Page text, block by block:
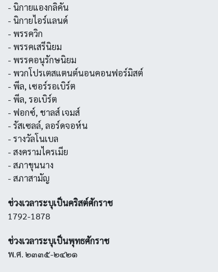
- นิกายแองกลิคัน
- นิกายไอร์แลนด์
- พรรควิก
- พรรคเสรีนิยม
- พรรคอนุรักษนิยม
- พวกโปรเตสแตนต์นอนคอนฟอร์มิสต์
- พีล, เซอร์รอเบิร์ต
- พีล, รอเบิร์ต
- ฟอกซ์, ชาลส์ เจมส์
- รัสเซลล์, ลอร์ดจอห์น
- รางวัลโนเบล
- สงครามไครเมีย
- สภาขุนนาง
- สภาสามัญ
ช่วงเวลาระบุเป็นคริสต์ศักราช
1792-1878
ช่วงเวลาระบุเป็นพุทธศักราช
พ.ศ. ๒๓๓๕-๒๔๒๑